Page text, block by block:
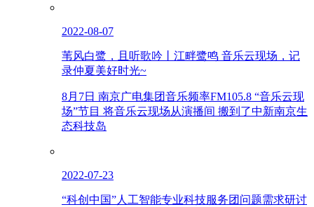
2022-08-07
苇风白鹭，且听歌吟丨江畔鹭鸣 音乐云现场，记
录仲夏美好时光~
8月7日 南京广电集团音乐频率FM105.8 “音乐云现
场”节目 将音乐云现场从演播间 搬到了中新南京生
态科技岛
2022-07-23
“科创中国”人工智能专业科技服务团问题需求研讨